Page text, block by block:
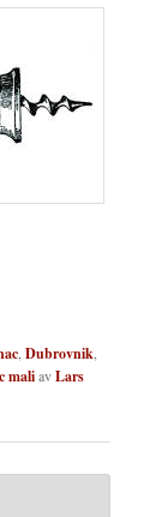
Dubrovnik
maliavLars